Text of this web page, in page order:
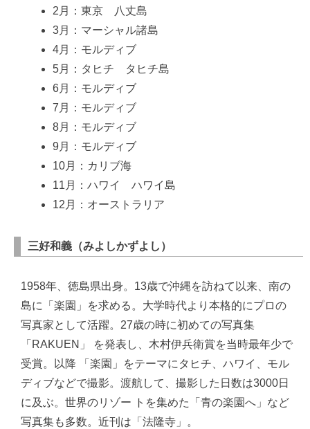
2月：東京 八丈島
3月：マーシャル諸島
4月：モルディブ
5月：タヒチ タヒチ島
6月：モルディブ
7月：モルディブ
8月：モルディブ
9月：モルディブ
10月：カリブ海
11月：ハワイ ハワイ島
12月：オーストラリア
三好和義（みよしかずよし）
1958年、徳島県出身。13歳で沖縄を訪ねて以来、南の
島に「楽園」を求める。大学時代より本格的にプロの
写真家として活躍。27歳の時に初めての写真集
「RAKUEN」 を発表し、木村伊兵衛賞を当時最年少で
受賞。以降 「楽園」をテーマにタヒチ、ハワイ、モル
ディブなどで撮影。渡航して、撮影した日数は3000日
に及ぶ。世界のリゾー トを集めた「青の楽園へ」など
写真集も多数。近刊は「法隆寺」。